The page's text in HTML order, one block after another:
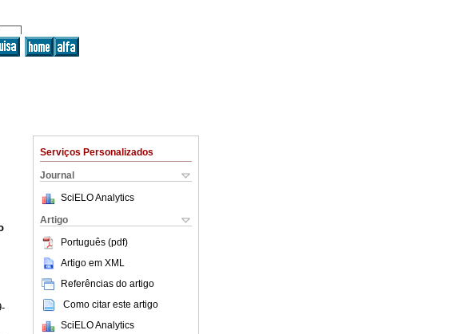
Serviços Personalizados
Journal
SciELO Analytics
Artigo
Português (pdf)
Artigo em XML
Referências do artigo
Como citar este artigo
SciELO Analytics